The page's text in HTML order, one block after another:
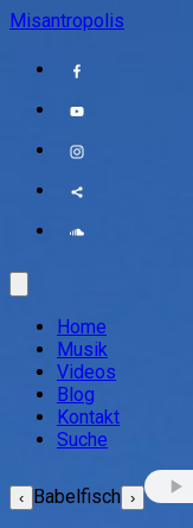
Misantropolis
Home
Musik
Videos
Blog
Kontakt
Suche
‹ Babelfisch ›